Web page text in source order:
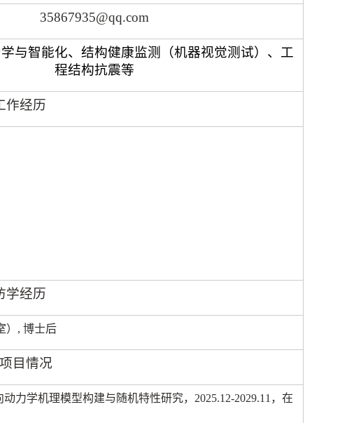
35867935@qq.com
与智能化、结构健康监测（机器视觉测试）、工
程结构抗震等
作经历
学经历
, 博士后
目情况
力学机理模型构建与随机特性研究， 2025.12-2029.11 ，在